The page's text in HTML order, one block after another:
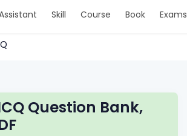
Skill Course Book Exams
Question Bank,